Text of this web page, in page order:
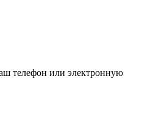
телефон или электронную